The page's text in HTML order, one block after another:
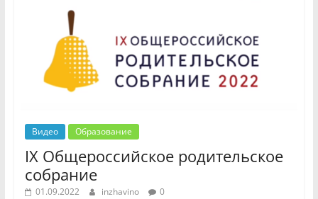
Видео Образование
IX Общероссийское родительское
собрание
01.09.2022 inzhavino 0